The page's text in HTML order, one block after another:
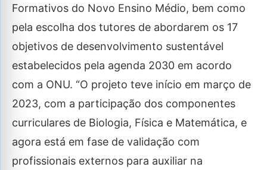
Formativos do Novo Ensino Médio, bem como
pela escolha dos tutores de abordarem os 17
objetivos de desenvolvimento sustentável
estabelecidos pela agenda 2030 em acordo
com a ONU. “O projeto teve início em março de
2023, com a participação dos componentes
curriculares de Biologia, Física e Matemática, e
agora está em fase de validação com
profissionais externos para auxiliar na